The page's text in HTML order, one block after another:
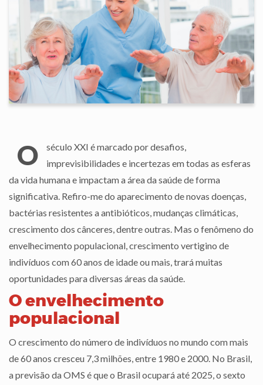
O
século XXI é marcado por desafios,
imprevisibilidades e incertezas em todas as esferas
da vida humana e impactam a área da saúde de forma
significativa. Refiro-me do aparecimento de novas doenças,
bactérias resistentes a antibióticos, mudanças climáticas,
crescimento dos cânceres, dentre outras. Mas o fenômeno do
envelhecimento populacional, crescimento vertigino de
indivíduos com 60 anos de idade ou mais, trará muitas
oportunidades para diversas áreas da saúde.
O envelhecimento
populacional
O crescimento do número de indivíduos no mundo com mais
de 60 anos cresceu 7,3 milhões, entre 1980 e 2000. No Brasil,
a previsão da OMS é que o Brasil ocupará até 2025, o sexto